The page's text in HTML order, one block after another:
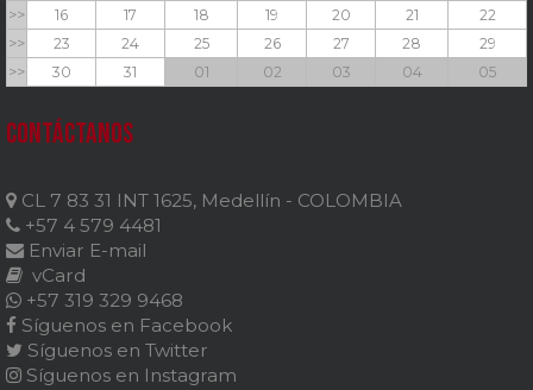
>>
16 17 18 19 20 21
22
>>
23 24 25 26 27 28
29
>>
30 31 01 02 03 04 05
Contáctanos
CL 7 83 31 INT 1625, Medellín - COLOMBIA
+57 4 579 4481
Enviar E-mail
vCard
+57 319 329 9468
Síguenos en Facebook
Síguenos en Twitter
Síguenos en Instagram